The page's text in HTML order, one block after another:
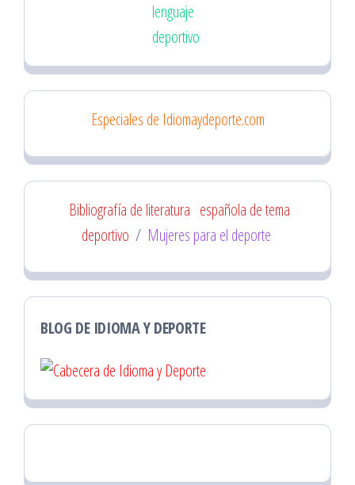
lenguaje
deportivo
Especiales de Idiomaydeporte.com
Bibliografía de literatura española de tema
deportivo / Mujeres para el deporte
BLOG DE IDIOMA Y DEPORTE